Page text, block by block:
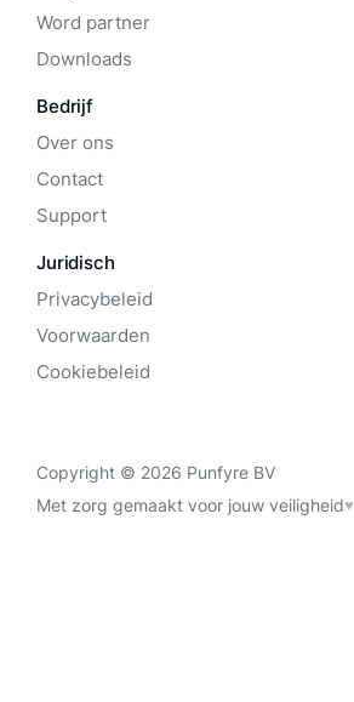
Word partner
Downloads
Bedrijf
Over ons
Contact
Support
Juridisch
Privacybeleid
Voorwaarden
Cookiebeleid
Copyright © 2026 Punfyre BV
Met zorg gemaakt voor jouw veiligheid♥